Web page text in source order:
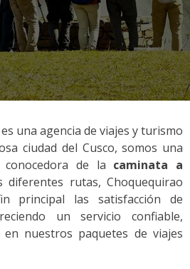
es una agencia de viajes y turismo
ciudad del Cusco, somos una
de la caminata a
diferentes rutas, Choquequirao
principal las satisfacción de
un servicio confiable,
nuestros paquetes de viajes